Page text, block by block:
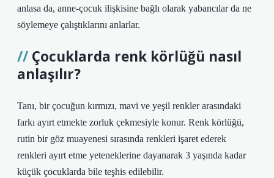
anlasa da, anne-çocuk ilişkisine bağlı olarak yabancılar da ne
söylemeye çalıştıklarını anlarlar.
Çocuklarda renk körlüğü nasıl
anlaşılır?
Tanı, bir çocuğun kırmızı, mavi ve yeşil renkler arasındaki
farkı ayırt etmekte zorluk çekmesiyle konur. Renk körlüğü,
rutin bir göz muayenesi sırasında renkleri işaret ederek
renkleri ayırt etme yeteneklerine dayanarak 3 yaşında kadar
küçük çocuklarda bile teşhis edilebilir.